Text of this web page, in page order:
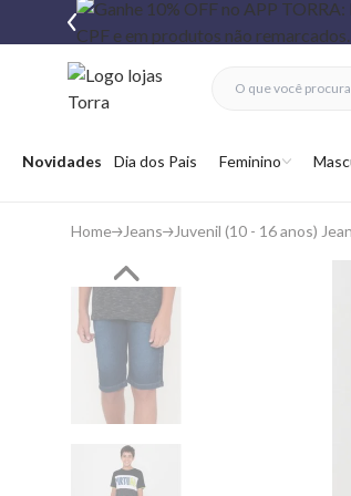
Abrir menu
Novidades Dia dos Pais Feminino
fechar menu
fechar menu
favoritos
Home Jeans Juvenil (10 - 16 anos)